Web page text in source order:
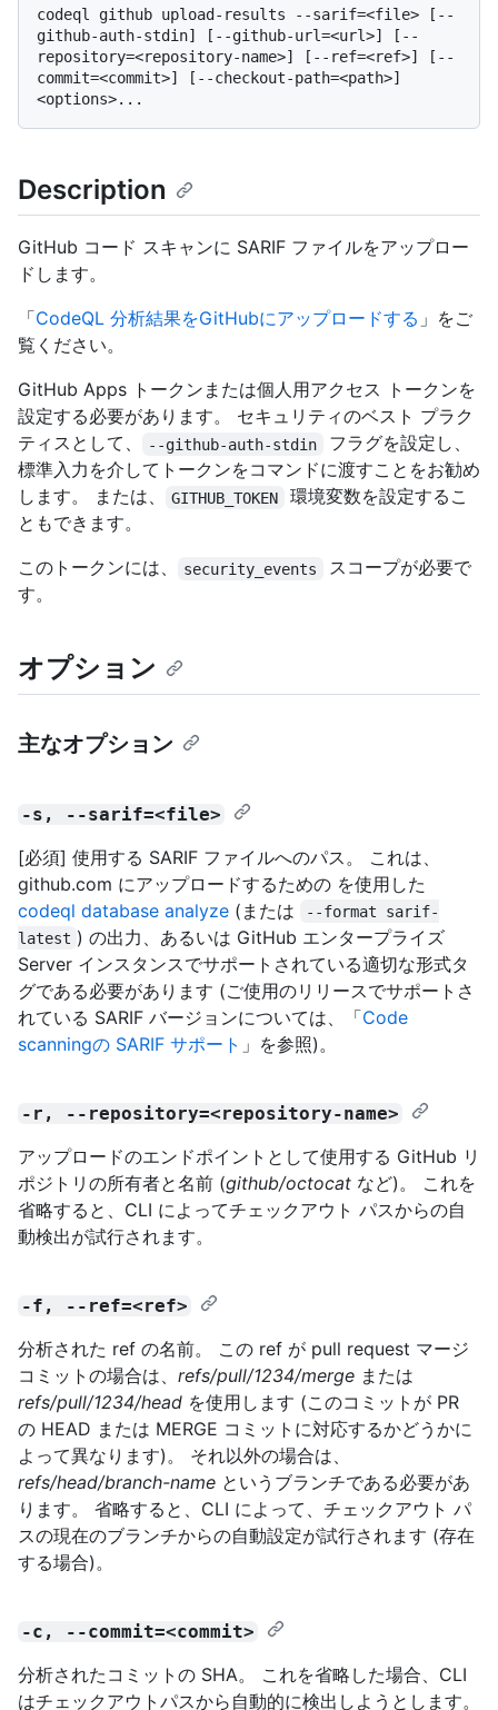
codeql github upload-results --sarif=<file> [--
github-auth-stdin] [--github-url=<url>] [--
repository=<repository-name>] [--ref=<ref>] [--
commit=<commit>] [--checkout-path=<path>]
Description
GitHub コード スキャンに SARIF ファイルをアップロー
ドします。
「CodeQL 分析結果をGitHubにアップロードする 」をご
覧ください。
GitHub Apps トークンまたは個人用アクセス トークンを
設定する必要があります。 セキュリティのベスト プラク
ティスとして、
--github-auth-stdin
フラグを設定し、
標準入力を介してトークンをコマンドに渡すことをお勧め
します。 または、
GITHUB_TOKEN
環境変数を設定するこ
ともできます。
このトークンには、
security_events
スコープが必要で
す。
オプション
主なオプション
-s, --sarif=<file>
[必須] 使用する SARIF ファイルへのパス。 これは、
github.com にアップロードするための を使用した
codeql database analyze (または
--format sarif-
latest ) の出力、あるいは GitHub エンタープライズ
Server インスタンスでサポートされている適切な形式タ
グである必要があります (ご使用のリリースでサポートさ
れている SARIF バージョンについては、「Code
scanningの SARIF サポート 」を参照)。
-r, --repository=<repository-name>
アップロードのエンドポイントとして使用する GitHub リ
ポジトリの所有者と名前 (github/octocat など)。 これを
省略すると、CLI によってチェックアウト パスからの自
動検出が試行されます。
-f, --ref=<ref>
分析された ref の名前。 この ref が pull request マージ
コミットの場合は、 refs/pull/1234/merge または
refs/pull/1234/head を使用します (このコミットが PR
の HEAD または MERGE コミットに対応するかどうかに
よって異なります)。 それ以外の場合は、
refs/head/branch-name というブランチである必要があ
ります。 省略すると、CLI によって、チェックアウト パ
スの現在のブランチからの自動設定が試行されます (存在
する場合)。
-c, --commit=<commit>
分析されたコミットの SHA。 これを省略した場合、CLI
はチェックアウトパスから自動的に検出しようとします。